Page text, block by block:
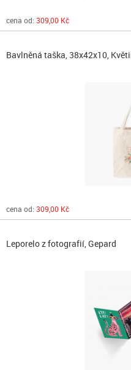
cena od: 309,00 Kč
Bavlněná taška, 38x42x10,
cena od: 309,00 Kč
Leporelo z fotografií, Gepard